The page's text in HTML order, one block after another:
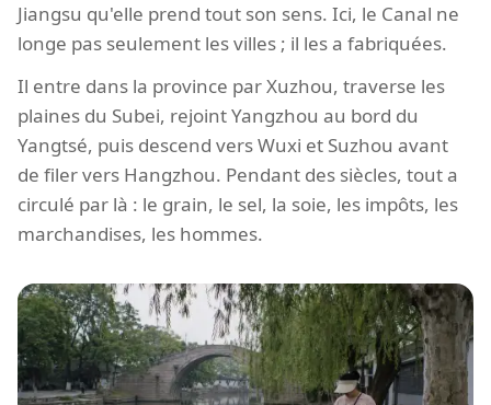
Jiangsu qu'elle prend tout son sens. Ici, le Canal ne
longe pas seulement les villes ; il les a fabriquées.
Il entre dans la province par Xuzhou, traverse les
plaines du Subei, rejoint Yangzhou au bord du
Yangtsé, puis descend vers Wuxi et Suzhou avant
de filer vers Hangzhou. Pendant des siècles, tout a
circulé par là : le grain, le sel, la soie, les impôts, les
marchandises, les hommes.